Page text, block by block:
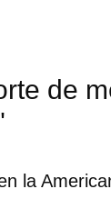
de
la